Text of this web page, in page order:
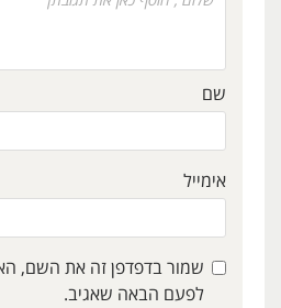
שם
אימייל
שמור בדפדפן זה את השם,
לפעם הבאה שאגיב.